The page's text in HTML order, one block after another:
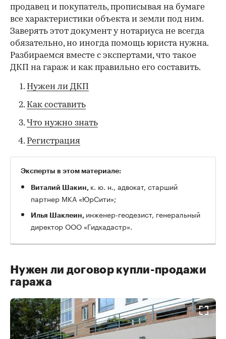
продавец и покупатель, прописывая на бумаге
все характеристики объекта и земли под ним.
Заверять этот документ у нотариуса не всегда
обязательно, но иногда помощь юриста нужна.
Разбираемся вместе с экспертами, что такое
ДКП на гараж и как правильно его составить.
Нужен ли ДКП
Как составить
Что нужно знать
Регистрация
Эксперты в этом материале:
Виталий Шакин, к. ю. н., адвокат, старший
партнер МКА «ЮрСити»;
Илья Шаклеин, инженер-геодезист, генеральный
директор ООО «Гидкадастр».
Нужен ли договор купли-продажи
гаража